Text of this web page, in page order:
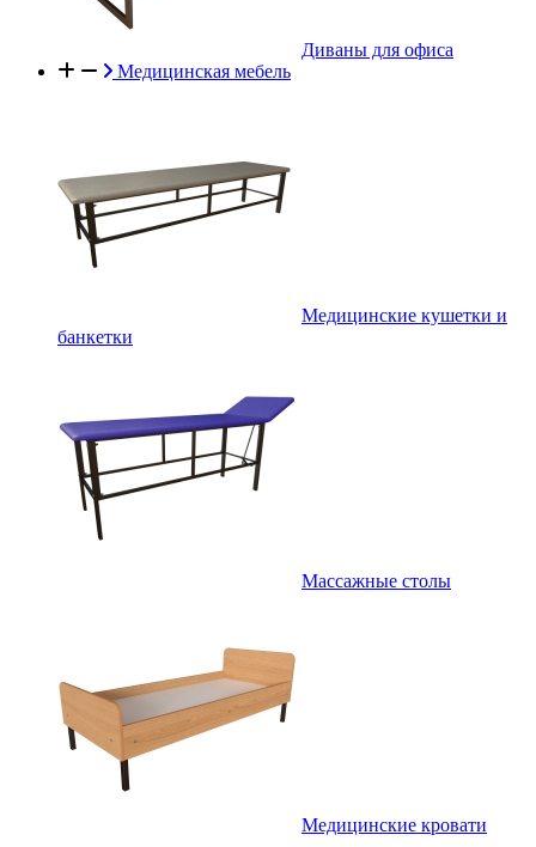
Диваны для офиса
Медицинская мебель
Медицинские кушетки и
банкетки
Массажные столы
Медицинские кровати